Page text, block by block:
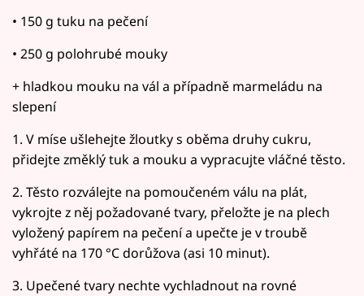
• 150 g tuku na pečení
• 250 g polohrubé mouky
+ hladkou mouku na vál a případně marmeládu na
slepení
1. V míse ušlehejte žloutky s oběma druhy cukru,
přidejte změklý tuk a mouku a vypracujte vláčné těsto.
2. Těsto rozválejte na pomoučeném válu na plát,
vykrojte z něj požadované tvary, přeložte je na plech
vyložený papírem na pečení a upečte je v troubě
vyhřáté na 170 °C dorůžova (asi 10 minut).
3. Upečené tvary nechte vychladnout na rovné